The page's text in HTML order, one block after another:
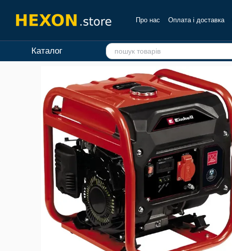
Про нас Оплата і доставка
Каталог